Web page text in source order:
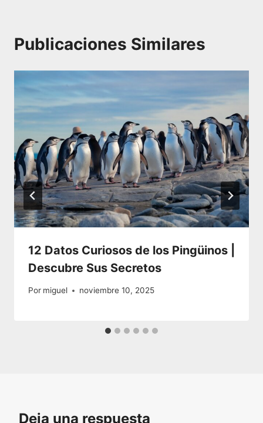
Publicaciones Similares
12 Datos Curiosos de los Pingüinos |
Descubre Sus Secretos
Por miguel noviembre 10, 2025
Deja una respuesta